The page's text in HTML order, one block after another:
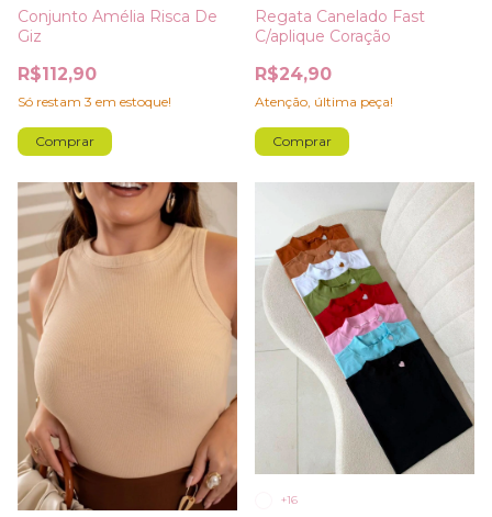
Conjunto Amélia Risca De
Giz
R$112,90
Só restam 3 em estoque!
Comprar
Regata Canelado Fast
C/aplique Coração
R$24,90
Atenção, última peça!
Comprar
+16